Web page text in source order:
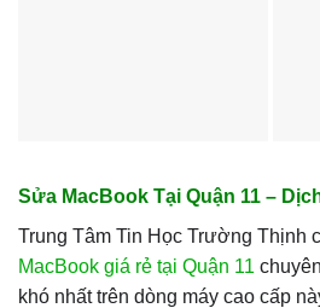
Sửa MacBook Tại Quận 11 –
Trung Tâm Tin Học Trường Thịnh
MacBook giá rẻ tại Quận 11
khó nhất trên dòng máy cao cấp